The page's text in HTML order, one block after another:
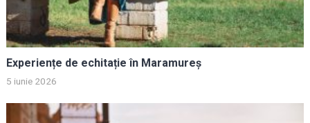
Experiențe de echitație în Maramureș
5 iunie 2026